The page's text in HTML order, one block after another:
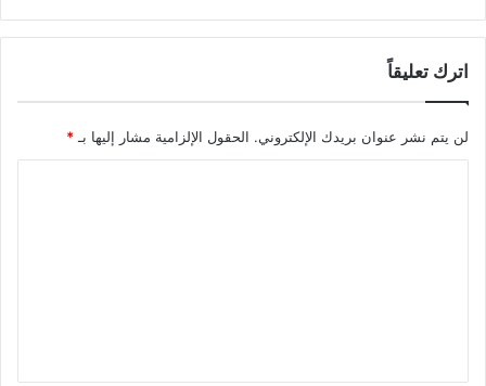
اترك تعليقاً
لن يتم نشر عنوان بريدك الإلكتروني. الحقول الإلزامية مشار إليها بـ*